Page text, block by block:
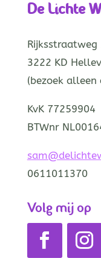
De Lichte
Rijksstraatweg
3222 KD
(bezoek alleen
KvK 77259904
BTWnr
0611011370
Volg mij op